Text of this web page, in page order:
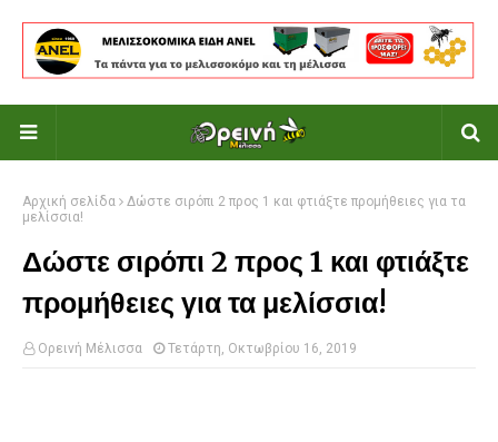
Αρχική σελίδα
Δώστε σιρόπι 2 προς 1 και φτιάξτε προμήθειες για τα
μελίσσια!
Δώστε σιρόπι 2 προς 1 και φτιάξτε
προμήθειες για τα μελίσσια!
Ορεινή Μέλισσα Τετάρτη, Οκτωβρίου 16, 2019